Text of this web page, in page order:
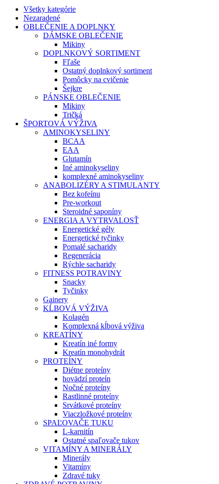
Všetky kategórie
Nezaradené
OBLEČENIE A DOPLNKY
DÁMSKE OBLEČENIE
Mikiny
DOPLNKOVÝ SORTIMENT
Fľaše
Ostatný doplnkový sortiment
Pomôcky na cvičenie
Šejkre
PÁNSKE OBLEČENIE
Mikiny
Tričká
ŠPORTOVÁ VÝŽIVA
AMINOKYSELINY
BCAA
EAA
Glutamín
Iné aminokyseliny
komplexné aminokyseliny
ANABOLIZÉRY A STIMULANTY
Bez kofeínu
Pre-workout
Steroidné saponíny
ENERGIA A VYTRVALOSŤ
Energetické gély
Energetické tyčinky
Pomalé sacharidy
Regenerácia
Rýchle sacharidy
FITNESS POTRAVINY
Snacky
Tyčinky
Gainery
KĹBOVÁ VÝŽIVA
Kolagén
Komplexná kĺbová výživa
KREATÍNY
Kreatín iné formy
Kreatín monohydrát
PROTEÍNY
Diétne proteíny
hovädzí proteín
Nočné proteíny
Rastlinné proteíny
Srvátkové proteíny
Viaczložkové proteíny
SPAĽOVAČE TUKU
L-karnitín
Ostatné spaľovače tukov
VITAMÍNY A MINERÁLY
Minerály
Vitamíny
Zdravé tuky